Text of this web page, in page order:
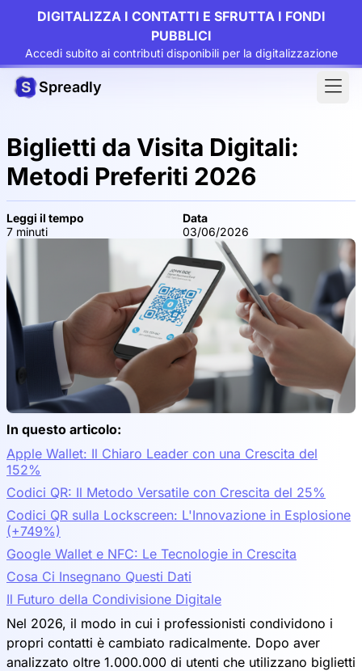
DIGITALIZZA I CONTATTI E SFRUTTA I FONDI
PUBBLICI
Accedi subito ai contributi disponibili per la digitalizzazione
Spreadly
Biglietti da Visita Digitali:
Metodi Preferiti 2026
Leggi il tempo
7 minuti
Data
03/06/2026
In questo articolo:
Apple Wallet: Il Chiaro Leader con una Crescita del
152%
Codici QR: Il Metodo Versatile con Crescita del 25%
Codici QR sulla Lockscreen: L'Innovazione in Esplosione
(+749%)
Google Wallet e NFC: Le Tecnologie in Crescita
Cosa Ci Insegnano Questi Dati
Il Futuro della Condivisione Digitale
Nel 2026, il modo in cui i professionisti condividono i
propri contatti è cambiato radicalmente. Dopo aver
analizzato oltre 1.000.000 di utenti che utilizzano biglietti